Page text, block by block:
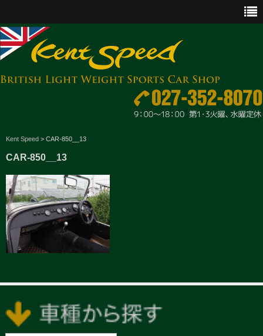
CAR SALES
PARTS
ENGINE MAINTENANCE
OTHER WORKS
GOODS & ACCESSORIES
Kent Speed > CAR-850__13
CAR-850__13